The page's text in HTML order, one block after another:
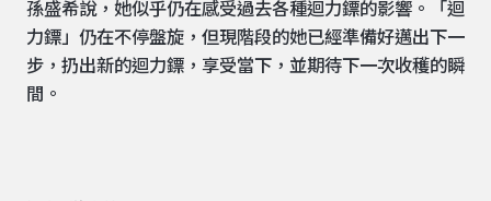
孫盛希說，她似乎仍在感受過去各種迴力鏢的影響。「迴
力鏢」仍在不停盤旋，但現階段的她已經準備好邁出下一
步，扔出新的迴力鏢，享受當下，並期待下一次收穫的瞬
間。